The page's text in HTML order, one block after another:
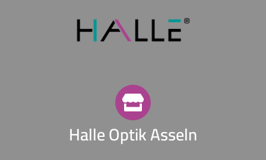
Halle Optik Asseln